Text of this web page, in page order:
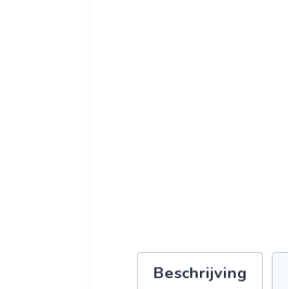
Beschrijving